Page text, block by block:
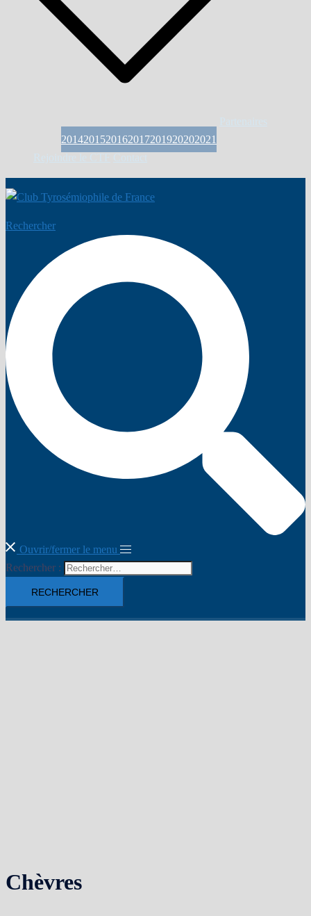
2014201520162017201920202021
Rechercher
Ouvrir/fermer le menu
Rechercher :
Chèvres